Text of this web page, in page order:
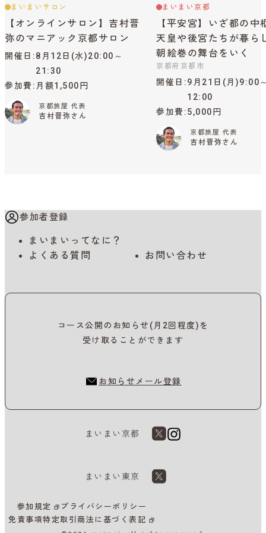
まいまいサロン
【オンラインサロン】吉村晋
弥のマニアック京都サロン
開催日
8月12日(水)20:00～
21:30
参加費
月額1,500円
京都旅屋 代表
吉村晋弥さん
まいまい京都
【平安宮】いざ都の中
天皇や後宮たちが暮ら
朝絵巻の舞台をいく
京都府京都市
開催日
9月21日(月)9:00
12:00
参加費 5,000円
京都旅屋 代表
吉村晋弥さん
参加者登録
まいまいってなに？
よくある質問
お問い合わせ
コース公開のお知らせ(月2回程度)を
受け取ることができます
お知らせメール登録
まいまい京都
まいまい東京
参加規定
プライバシーポリシー
免責事項特定取引商法に基づく表記